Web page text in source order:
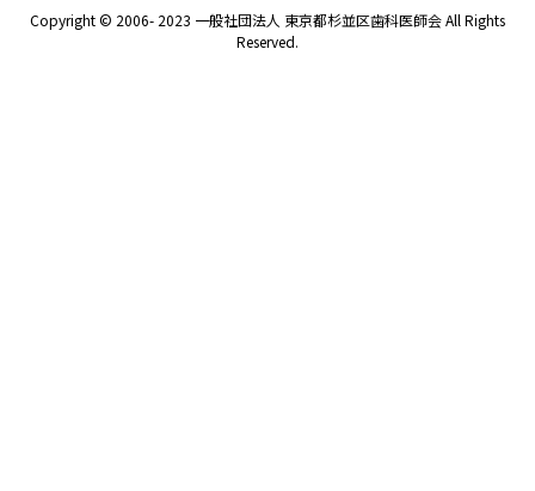
Copyright © 2006- 2023 一般社団法人 東京都杉並区歯科医師会 All Rights
Reserved.